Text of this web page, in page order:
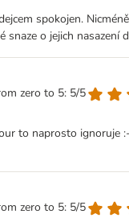
spokojen.
snaze o jejich
zero to 5: 5/5
to naprosto ignoruje
zero to 5: 5/5